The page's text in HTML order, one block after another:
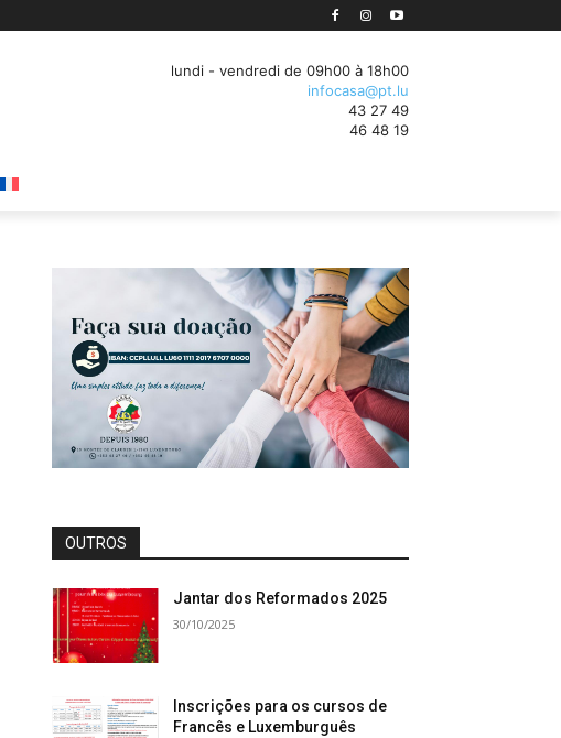
lundi - vendredi de 09h00 à 18h00
infocasa@pt.lu
43 27 49
46 48 19
OUTROS
Jantar dos Reformados 2025
30/10/2025
Inscrições para os cursos de
Francês e Luxemburguês